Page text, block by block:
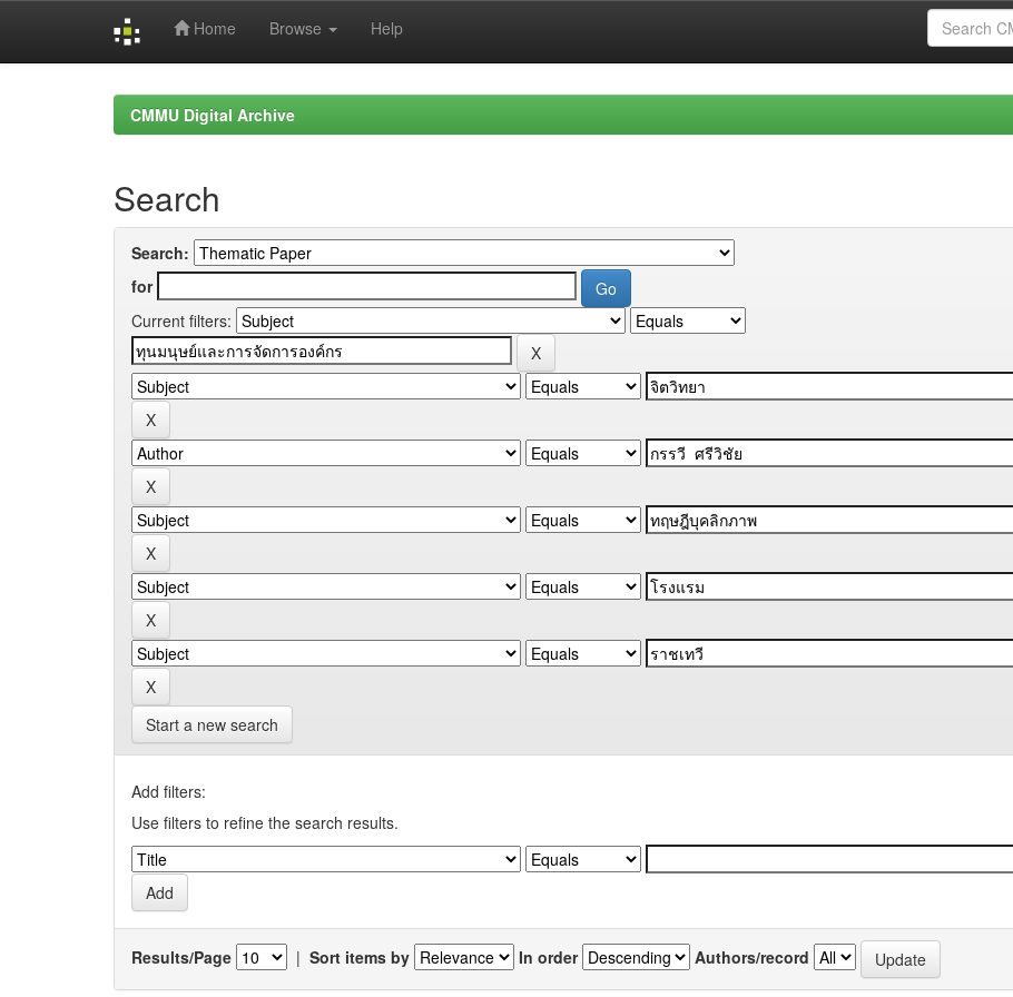
Home Browse Help
CMMU Digital Archive
Search
Search:
for
Current filters:
Start a new search
Add filters:
Use filters to refine the search results.
Results/Page | Sort items by In order Authors/record